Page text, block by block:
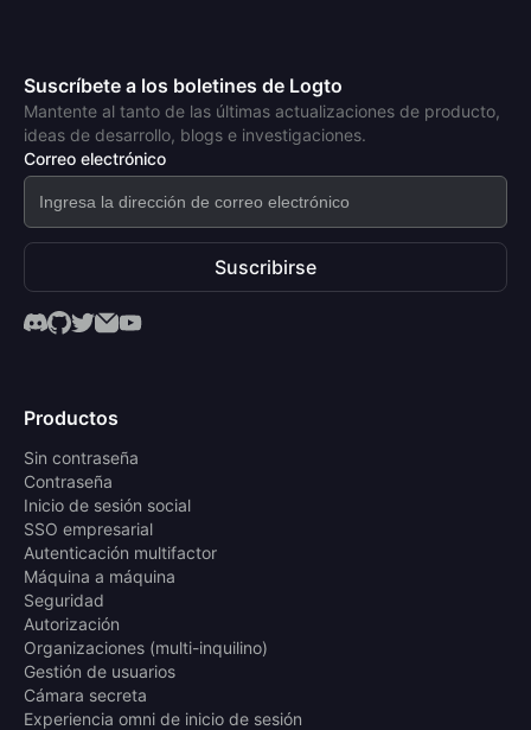
Suscríbete a los boletines de Logto
Mantente al tanto de las últimas actualizaciones de producto,
ideas de desarrollo, blogs e investigaciones.
Correo electrónico
Suscribirse
Productos
Sin contraseña
Contraseña
Inicio de sesión social
SSO empresarial
Autenticación multifactor
Máquina a máquina
Seguridad
Autorización
Organizaciones (multi-inquilino)
Gestión de usuarios
Cámara secreta
Experiencia omni de inicio de sesión